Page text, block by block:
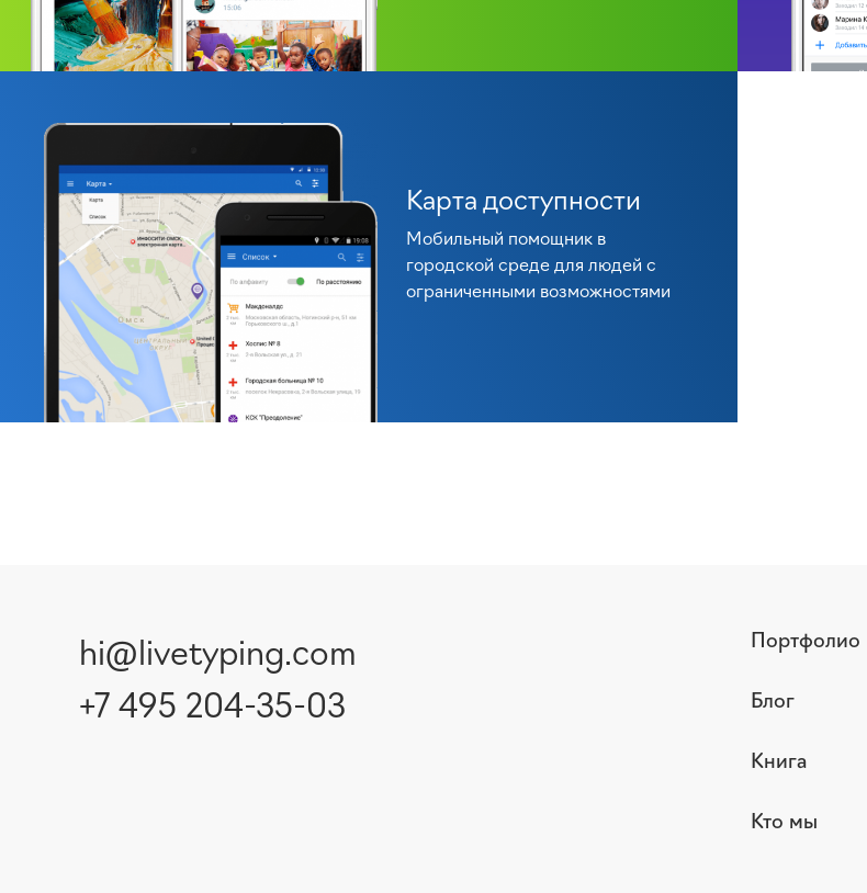
Карта доступности
Мобильный помощник в
городской среде для людей с
ограниченными возможностями
hi@livetyping.com
+7 495 204-35-03
Портфолио
Блог
Книга
Кто мы